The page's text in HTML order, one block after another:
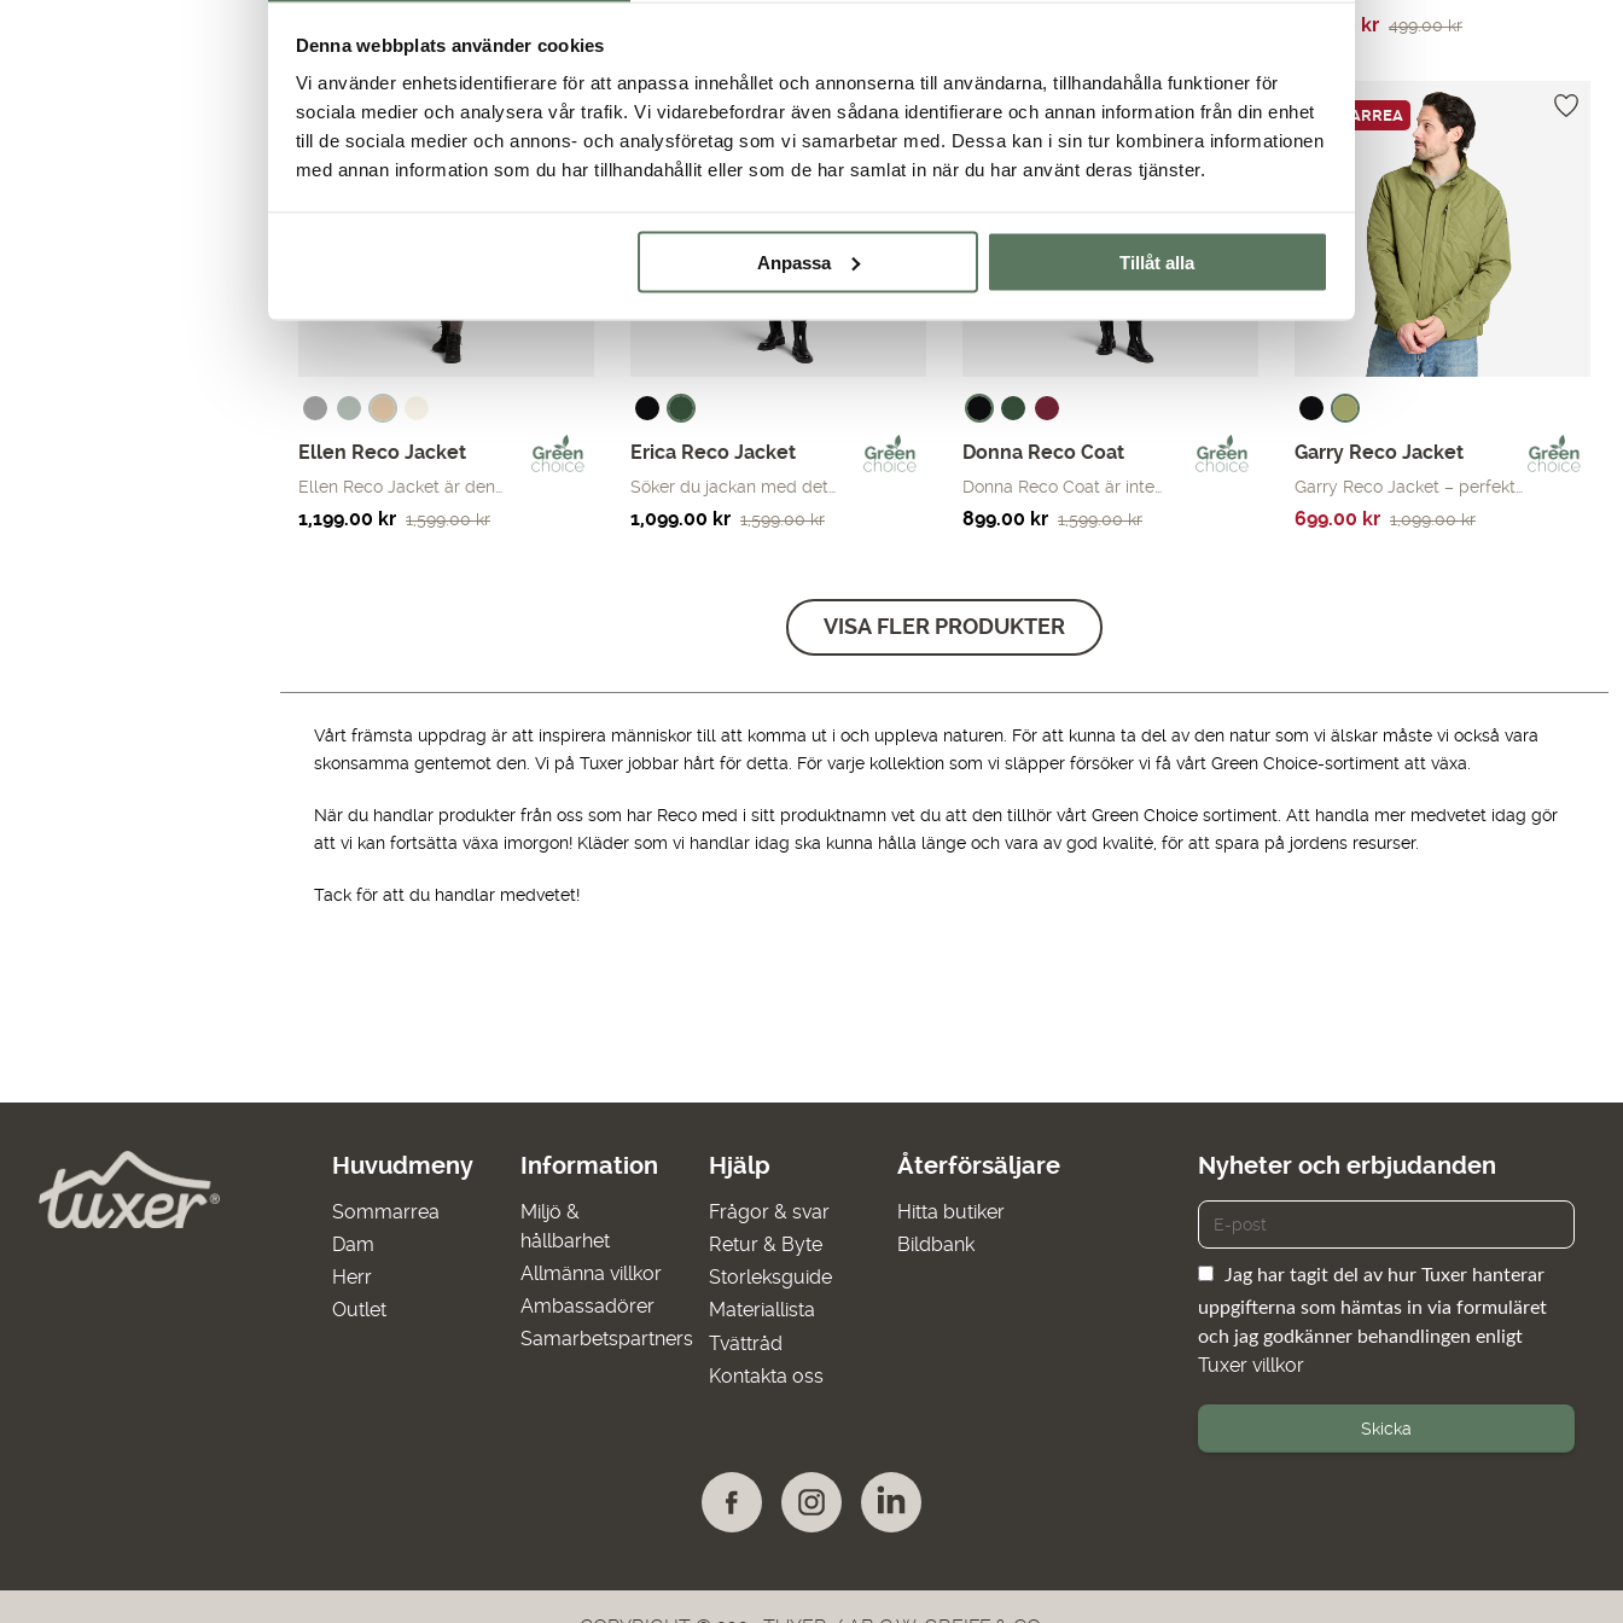
Denna webbplats använder cookies
Vi använder enhetsidentifierare för att anpassa innehållet och annonserna till användarna, tillhandahålla funktioner för
sociala medier och analysera vår trafik. Vi vidarebefordrar även sådana identifierare och annan information från din enhet
till de sociala medier och annons- och analysföretag som vi samarbetar med. Dessa kan i sin tur kombinera informationen
med annan information som du har tillhandahållit eller som de har samlat in när du har använt deras tjänster.
Anpassa Tillåt alla
priset
var:
699.00 kr.
priset
är:
499.00 kr.
priset
var:
699.00 kr.
priset
är:
499.00 kr.
var:
799.00 kr.
är:
499.00 kr.
499.00kr
var:
499.00 kr.
kr
är:
279.00 kr.
Ellen Reco Jacket
Ellen Reco Jacket är den…
1,599.00kr
Det
1,199.00 kr
Det
Erica Reco Jacket
Söker du jackan med det…
1,599.00kr
Det
1,099.00 kr
Det
Donna Reco Coat
Donna Reco Coat är inte…
1,599.00kr
Det
var:
1,599.00 kr.
899.00 kr
Det
är:
899.00 kr.
Garry Reco Jacket
SOMMARREA
Garry Reco Jacket – perfekt…
1,099.00kr
Det
699.00 kr
Det
VISA FLER PRODUKTER
Vårt främsta uppdrag är att inspirera människor till att komma ut i och uppleva naturen. För att kunna ta del av den natur som vi älskar måste vi också vara
skonsamma gentemot den. Vi på Tuxer jobbar hårt för detta. För varje kollektion som vi släpper försöker vi få vårt Green Choice-sortiment att växa.
När du handlar produkter från oss som har Reco med i sitt produktnamn vet du att den tillhör vårt Green Choice sortiment. Att handla mer medvetet idag gör
att vi kan fortsätta växa imorgon! Kläder som vi handlar idag ska kunna hålla länge och vara av god kvalité, för att spara på jordens resurser.
Tack för att du handlar medvetet!
Huvudmeny
Sommarrea
Dam
Herr
Outlet
Information
Miljö &
hållbarhet
Allmänna villkor
Ambassadörer
Samarbetspartners
Hjälp
Frågor & svar
Retur & Byte
Storleksguide
Materiallista
Tvättråd
Kontakta oss
Återförsäljare
Hitta butiker
Bildbank
Nyheter och erbjudanden
Jag har tagit del av hur Tuxer hanterar
uppgifterna som hämtas in via formuläret
och jag godkänner behandlingen enligt
Tuxer villkor
Skicka